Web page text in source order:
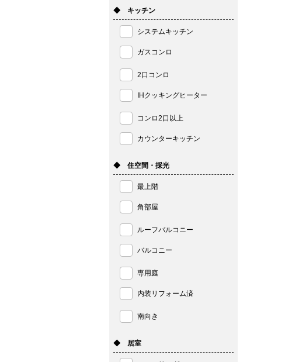
◆ キッチン
システムキッチン
ガスコンロ
2口コンロ
IHクッキングヒーター
コンロ2口以上
カウンターキッチン
◆ 住空間・採光
最上階
角部屋
ルーフバルコニー
バルコニー
専用庭
内装リフォーム済
南向き
◆ 居室